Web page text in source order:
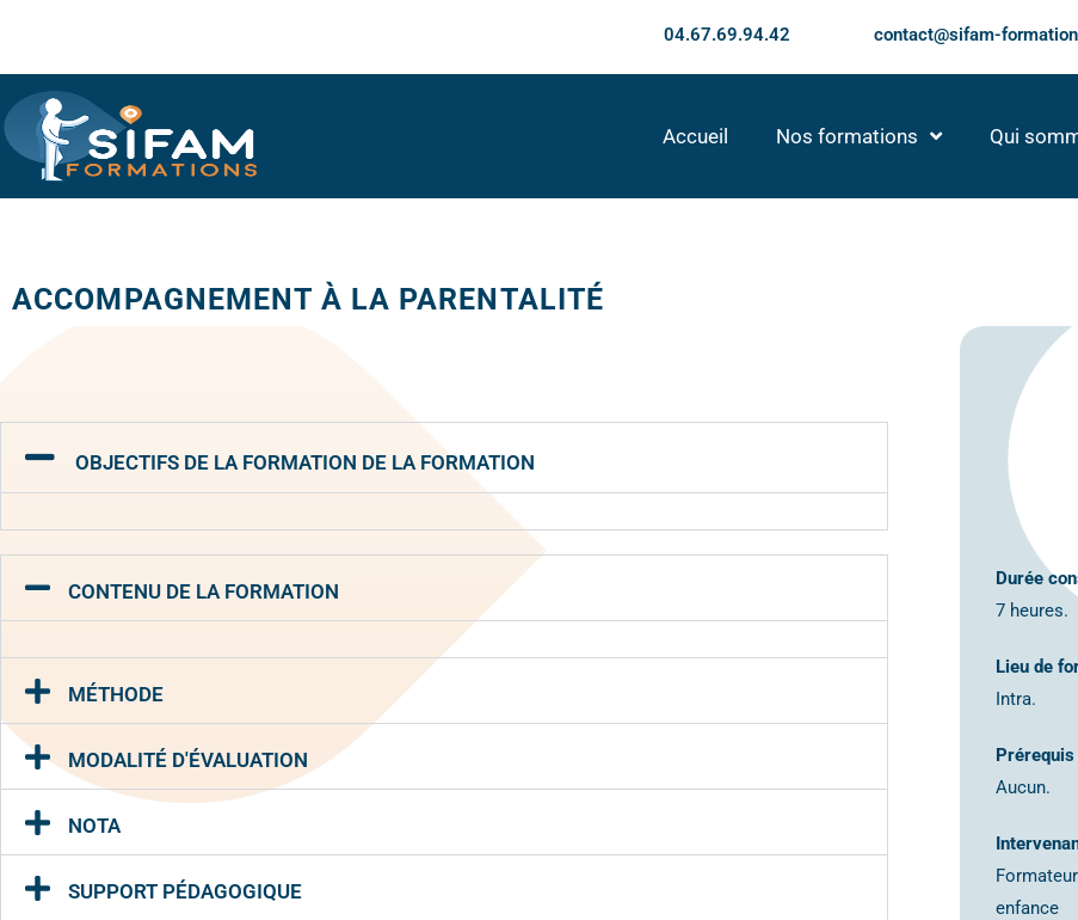
04.67.69.94.42 contact@sifam-
Accueil Nos formations Qui
ACCOMPAGNEMENT À LA PARENTALITÉ
OBJECTIFS DE LA FORMATION DE LA FORMATION
CONTENU DE LA FORMATION
MÉTHODE
MODALITÉ D'ÉVALUATION
NOTA
SUPPORT PÉDAGOGIQUE
Durée
7 heures.
Lieu de
Intra.
Prérequis
Aucun.
enfance